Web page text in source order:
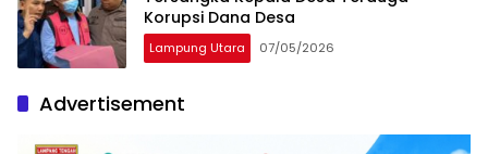
Korupsi Dana Desa
Lampung Utara 07/05/2026
Advertisement